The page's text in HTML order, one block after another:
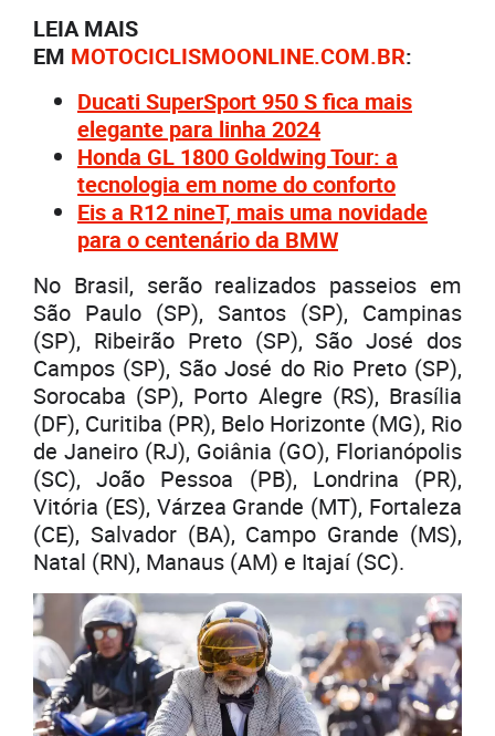
LEIA MAIS
EM MOTOCICLISMOONLINE.COM.BR:
Ducati SuperSport 950 S fica mais
elegante para linha 2024
Honda GL 1800 Goldwing Tour: a
tecnologia em nome do conforto
Eis a R12 nineT, mais uma novidade
para o centenário da BMW
No Brasil, serão realizados passeios em
São Paulo (SP), Santos (SP), Campinas
(SP), Ribeirão Preto (SP), São José dos
Campos (SP), São José do Rio Preto (SP),
Sorocaba (SP), Porto Alegre (RS), Brasília
(DF), Curitiba (PR), Belo Horizonte (MG), Rio
de Janeiro (RJ), Goiânia (GO), Florianópolis
(SC), João Pessoa (PB), Londrina (PR),
Vitória (ES), Várzea Grande (MT), Fortaleza
(CE), Salvador (BA), Campo Grande (MS),
Natal (RN), Manaus (AM) e Itajaí (SC).